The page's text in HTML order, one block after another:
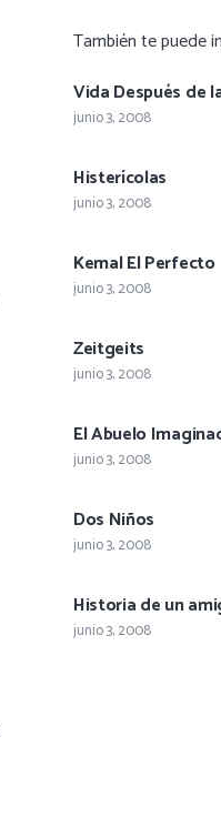
También te puede
Vida Después de
junio 3, 2008
Histerícolas
junio 3, 2008
Kemal El Perfecto
junio 3, 2008
Zeitgeits
junio 3, 2008
El Abuelo
junio 3, 2008
Dos Niños
junio 3, 2008
Historia de un
junio 3, 2008